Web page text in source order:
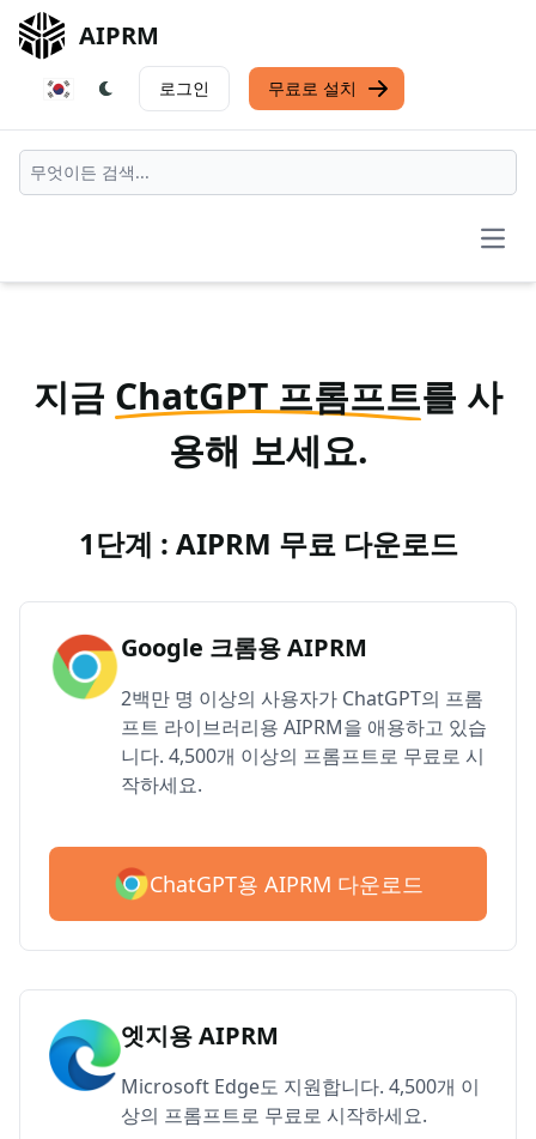
AIPRM
로그인 무료로 설치
지금 ChatGPT 프롬프트를 사
용해 보세요.
1단계 : AIPRM 무료 다운로드
Google 크롬용 AIPRM
2백만 명 이상의 사용자가 ChatGPT의 프롬
프트 라이브러리용 AIPRM을 애용하고 있습
니다. 4,500개 이상의 프롬프트로 무료로 시
작하세요.
ChatGPT용 AIPRM 다운로드
엣지용 AIPRM
Microsoft Edge도 지원합니다. 4,500개 이
상의 프롬프트로 무료로 시작하세요.